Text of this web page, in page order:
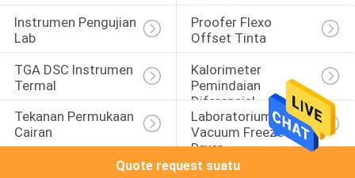
Instrumen Pengujian
Lab
Proofer Flexo
Offset Tinta
TGA DSC Instrumen
Termal
Kalorimeter
Pemindaian
Diferensial
Tekanan Permukaan
Cairan
Laboratorium
Vacuum Freeze
Dryer
Quote request suatu